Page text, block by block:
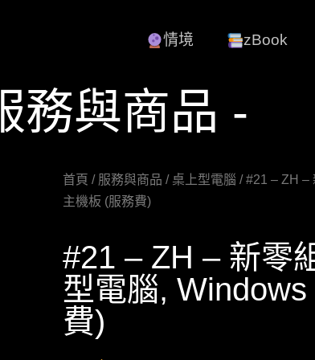
情境 zBook
務與商品 -
首頁 / 服務與商品 / 桌上型電腦 / #21 – ZH –
主機板 (服務費)
#21 – ZH – 新零
型電腦,
費)